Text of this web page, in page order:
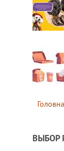
Головна
ВЫБОР